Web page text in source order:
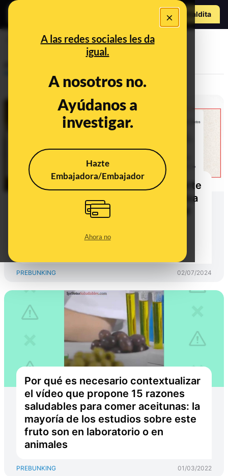
×
A las redes sociales les da
igual.
A nosotros no.
Ayúdanos a
investigar.
Hazte
Embajadora/Embajador
Ahora no
Hazte Maldita
Cuidado con la cadena que advierte
sobre un listado de aceites de oliva
testados por la OCU: el informe al
afirma que alguno sea peligroso
PREBUNKING 02/07/2024
Por qué es necesario contextualizar
el vídeo que propone 15 razones
saludables para comer aceitunas: la
mayoría de los estudios sobre este
fruto son en laboratorio o en
animales
PREBUNKING 01/03/2022